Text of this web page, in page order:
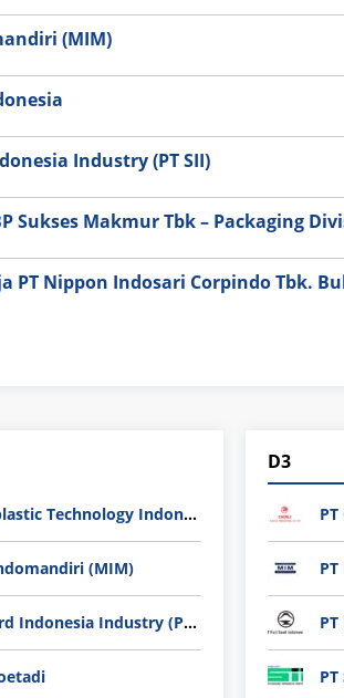
(MIM)
Industry (PT SII)
Sukses Makmur Tbk – Packaging
PT Nippon Indosari Corpindo Tbk.
PT Chinli plastic Technology Indonesia
(MIM)
PT Standard Indonesia Industry (PT SII)
D3